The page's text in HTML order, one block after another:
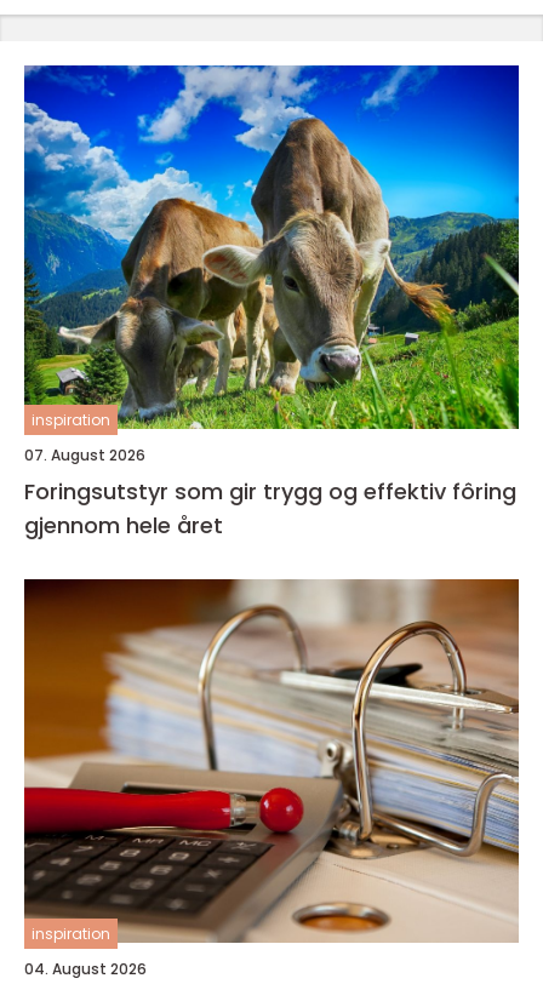
inspiration
07. August 2026
Foringsutstyr som gir trygg og effektiv fôring
gjennom hele året
inspiration
04. August 2026